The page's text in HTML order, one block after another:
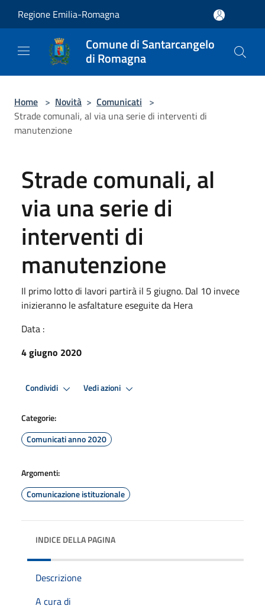
Regione Emilia-Romagna
Comune di Santarcangelo
di Romagna
Home > Novità > Comunicati >
Strade comunali, al via una serie di interventi di
manutenzione
Strade comunali, al
via una serie di
interventi di
manutenzione
Il primo lotto di lavori partirà il 5 giugno. Dal 10 invece
inizieranno le asfaltature eseguite da Hera
Data :
4 giugno 2020
Condividi Vedi azioni
Categorie:
Comunicati anno 2020
Argomenti:
Comunicazione istituzionale
INDICE DELLA PAGINA
Descrizione
A cura di